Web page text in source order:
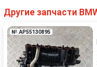
Другие запчасти
№ AP55130895